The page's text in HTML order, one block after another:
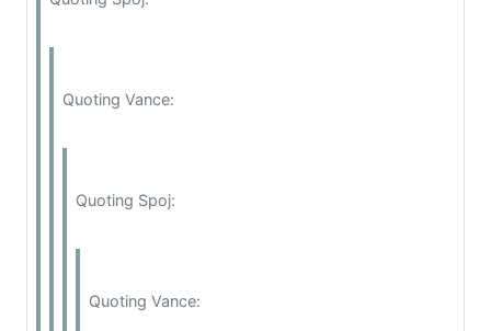
Quoting Vance:
Quoting Spoj:
Quoting Vance: